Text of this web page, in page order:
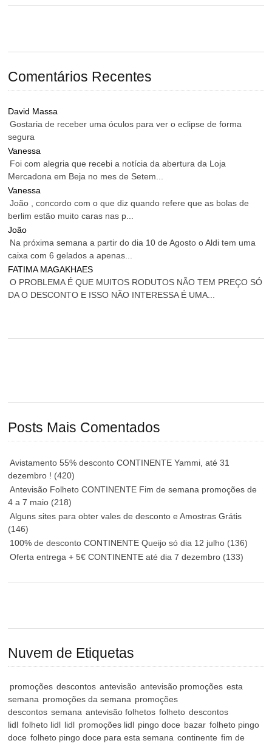
Comentários Recentes
David Massa
Gostaria de receber uma óculos para ver o eclipse de forma
segura
Vanessa
Foi com alegria que recebi a notícia da abertura da Loja
Mercadona em Beja no mes de Setem...
Vanessa
João , concordo com o que diz quando refere que as bolas de
berlim estão muito caras nas p...
João
Na próxima semana a partir do dia 10 de Agosto o Aldi tem uma
caixa com 6 gelados a apenas...
FATIMA MAGAKHAES
O PROBLEMA É QUE MUITOS RODUTOS NÃO TEM PREÇO SÓ
DA O DESCONTO E ISSO NÃO INTERESSA É UMA...
Posts Mais Comentados
Avistamento 55% desconto CONTINENTE Yammi, até 31
dezembro ! (420)
Antevisão Folheto CONTINENTE Fim de semana promoções de
4 a 7 maio (218)
Alguns sites para obter vales de desconto e Amostras Grátis
(146)
100% de desconto CONTINENTE Queijo só dia 12 julho (136)
Oferta entrega + 5€ CONTINENTE até dia 7 dezembro (133)
Nuvem de Etiquetas
promoções descontos antevisão antevisão promoções esta
semana promoções da semana promoções
descontos semana antevisão folhetos folheto descontos
lidl folheto lidl lidl promoções lidl pingo doce bazar folheto pingo
doce folheto pingo doce para esta semana continente fim de